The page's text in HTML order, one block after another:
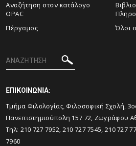
Αναζήτηση στον κατάλογο
OPAC
Πέργαμος
Όλοι
ΕΠΙΚΟΙΝΩΝΙΑ:
Tμήμα Φιλολογίας, Φιλοσοφική Σχολή,
Πανεπιστημιούπολη 157 72, Ζωγράφου
Τηλ: 210 727 7952, 210 727 7545, 210 727
7960